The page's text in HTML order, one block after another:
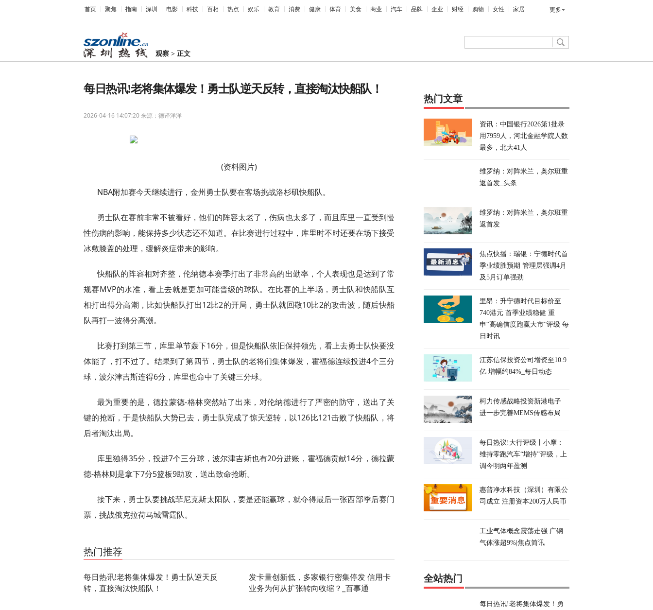
首页 聚焦 指南 深圳 电影 科技 百相 热点 娱乐 教育 消费 健康 体育 美食 商业 汽车 品牌 企业 财经 购物 女性 家居 更多
观察 >正文
每日热讯!老将集体爆发！勇士队逆天反转，直接淘汰快船队！
2026-04-16 14:07:20来源：德译洋洋
(资料图片)
NBA附加赛今天继续进行，金州勇士队要在客场挑战洛杉矶快船队。
勇士队在赛前非常不被看好，他们的阵容太老了，伤病也太多了，而且库里一直受到慢
性伤病的影响，能保持多少状态还不知道。在比赛进行过程中，库里时不时还要在场下接受
冰敷膝盖的处理，缓解炎症带来的影响。
快船队的阵容相对齐整，伦纳德本赛季打出了非常高的出勤率，个人表现也是达到了常
规赛MVP的水准，看上去就是更加可能晋级的球队。在比赛的上半场，勇士队和快船队互
相打出得分高潮，比如快船队打出12比2的开局，勇士队就回敬10比2的攻击波，随后快船
队再打一波得分高潮。
比赛打到第三节，库里单节轰下16分，但是快船队依旧保持领先，看上去勇士队快要没
体能了，打不过了。结果到了第四节，勇士队的老将们集体爆发，霍福德连续投进4个三分
球，波尔津吉斯连得6分，库里也命中了关键三分球。
最为重要的是，德拉蒙德-格林突然站了出来，对伦纳德进行了严密的防守，送出了关
键的抢断，于是快船队大势已去，勇士队完成了惊天逆转，以126比121击败了快船队，将
后者淘汰出局。
库里独得35分，投进7个三分球，波尔津吉斯也有20分进账，霍福德贡献14分，德拉蒙
德-格林则是拿下7分5篮板9助攻，送出致命抢断。
接下来，勇士队要挑战菲尼克斯太阳队，要是还能赢球，就夺得最后一张西部季后赛门
票，挑战俄克拉荷马城雷霆队。
热门推荐
每日热讯!老将集体爆发！勇士队逆天反
转，直接淘汰快船队！
发卡量创新低，多家银行密集停发 信用卡
业务为何从扩张转向收缩？_百事通
热门文章
资讯：中国银行2026第1批录
用7959人，河北金融学院人数
最多，北大41人
维罗纳：对阵米兰，奥尔班重
返首发_头条
维罗纳：对阵米兰，奥尔班重
返首发
焦点快播：瑞银：宁德时代首
季业绩胜预期 管理层强调4月
及5月订单强劲
里昂：升宁德时代目标价至
740港元 首季业绩稳健 重
申“高确信度跑赢大市”评级 每
日时讯
江苏信保投资公司增资至10.9
亿 增幅约84%_每日动态
柯力传感战略投资新港电子
进一步完善MEMS传感布局
每日热议!大行评级丨小摩：
维持零跑汽车“增持”评级，上
调今明两年盈测
惠普净水科技（深圳）有限公
司成立 注册资本200万人民币
工业气体概念震荡走强 广钢
气体涨超9%|焦点简讯
全站热门
每日热讯!老将集体爆发！勇